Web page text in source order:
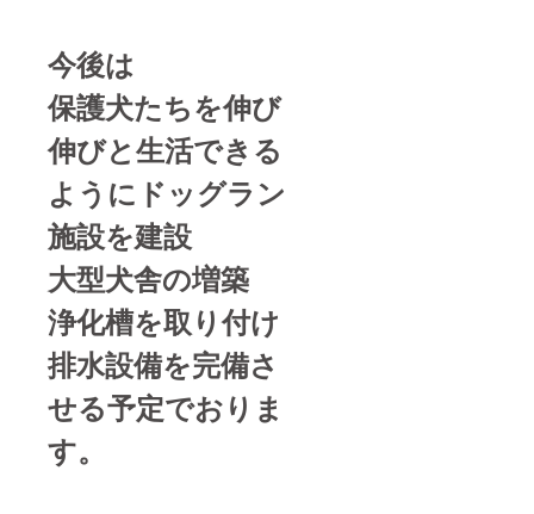
今後は
保護犬たちを伸び
伸びと生活できる
ようにドッグラン
施設を建設
大型犬舎の増築
浄化槽を取り付け
排水設備を完備さ
せる予定でおりま
す。